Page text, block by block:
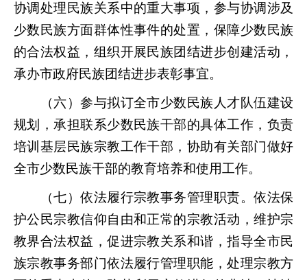
协调处理民族关系中的重大事项，参与协调涉及
少数民族方面群体性事件的处置，保障少数民族
的合法权益，组织开展民族团结进步创建活动，
承办市政府民族团结进步表彰事宜。
（六）参与拟订全市少数民族人才队伍建设
规划，承担联系少数民族干部的具体工作，负责
培训基层民族宗教工作干部，协助有关部门做好
全市少数民族干部的教育培养和使用工作。
（七）依法履行宗教事务管理职责。依法保
护公民宗教信仰自由和正常的宗教活动，维护宗
教界合法权益，促进宗教关系和谐，指导全市民
族宗教事务部门依法履行管理职能，处理宗教方